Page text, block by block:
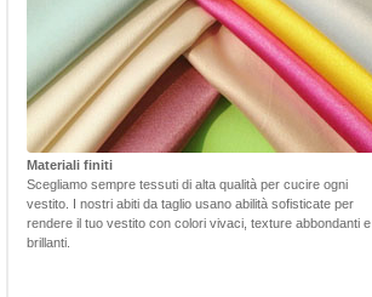
Materiali finiti
Scegliamo sempre tessuti di alta qualità per cucire ogni
vestito. I nostri abiti da taglio usano abilità sofisticate per
rendere il tuo vestito con colori vivaci, texture abbondanti e
brillanti.